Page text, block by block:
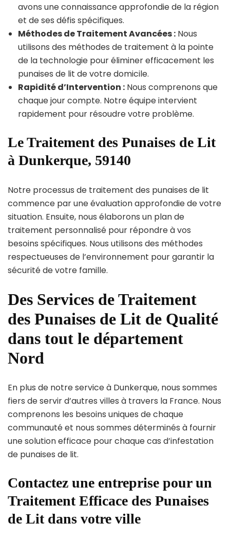
avons une connaissance approfondie de la région
et de ses défis spécifiques.
Méthodes de Traitement Avancées : Nous
utilisons des méthodes de traitement à la pointe
de la technologie pour éliminer efficacement les
punaises de lit de votre domicile.
Rapidité d’Intervention : Nous comprenons que
chaque jour compte. Notre équipe intervient
rapidement pour résoudre votre problème.
Le Traitement des Punaises de Lit
à Dunkerque, 59140
Notre processus de traitement des punaises de lit
commence par une évaluation approfondie de votre
situation. Ensuite, nous élaborons un plan de
traitement personnalisé pour répondre à vos
besoins spécifiques. Nous utilisons des méthodes
respectueuses de l’environnement pour garantir la
sécurité de votre famille.
Des Services de Traitement
des Punaises de Lit de Qualité
dans tout le département
Nord
En plus de notre service à Dunkerque, nous sommes
fiers de servir d’autres villes à travers la France. Nous
comprenons les besoins uniques de chaque
communauté et nous sommes déterminés à fournir
une solution efficace pour chaque cas d’infestation
de punaises de lit.
Contactez une entreprise pour un
Traitement Efficace des Punaises
de Lit dans votre ville